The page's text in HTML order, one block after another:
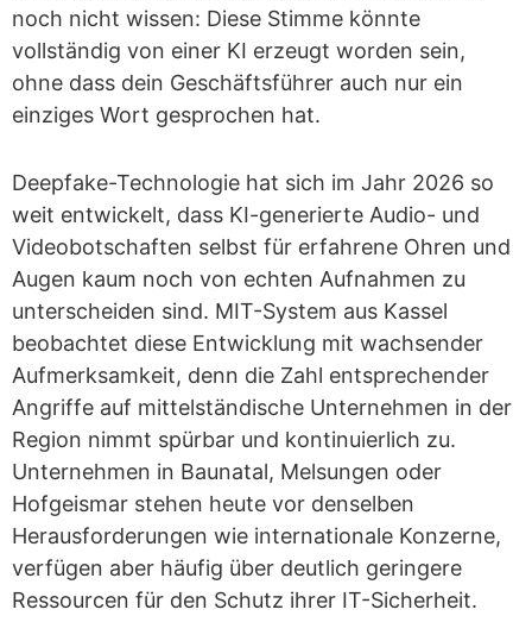
noch nicht wissen: Diese Stimme könnte
vollständig von einer KI erzeugt worden sein,
ohne dass dein Geschäftsführer auch nur ein
einziges Wort gesprochen hat.
Deepfake-Technologie hat sich im Jahr 2026 so
weit entwickelt, dass KI-generierte Audio- und
Videobotschaften selbst für erfahrene Ohren und
Augen kaum noch von echten Aufnahmen zu
unterscheiden sind. MIT-System aus Kassel
beobachtet diese Entwicklung mit wachsender
Aufmerksamkeit, denn die Zahl entsprechender
Angriffe auf mittelständische Unternehmen in der
Region nimmt spürbar und kontinuierlich zu.
Unternehmen in Baunatal, Melsungen oder
Hofgeismar stehen heute vor denselben
Herausforderungen wie internationale Konzerne,
verfügen aber häufig über deutlich geringere
Ressourcen für den Schutz ihrer IT-Sicherheit.